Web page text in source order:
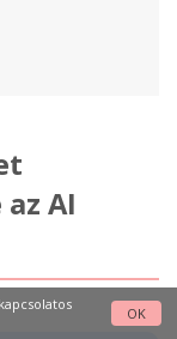
AI
OK